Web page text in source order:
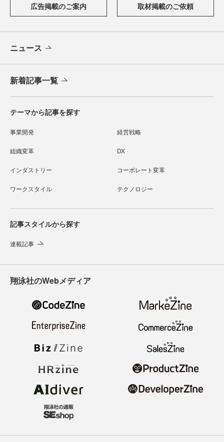
広告掲載のご案内 取材掲載のご依頼
ニュース
新着記事一覧
テーマから記事を探す
事業開発 経営戦略
組織変革 DX
インダストリー コーポレート変革
ワークスタイル テクノロジー
記事スタイルから探す
連載記事
翔泳社のWebメディア